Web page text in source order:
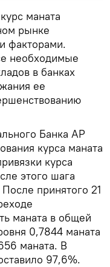
маната
рынке
факторами.
необходимые
в банках
ее
Банка АР
курса маната
курса
этого шага
принятого 21
маната в общей
0,7844 маната
маната. В
97,6%.